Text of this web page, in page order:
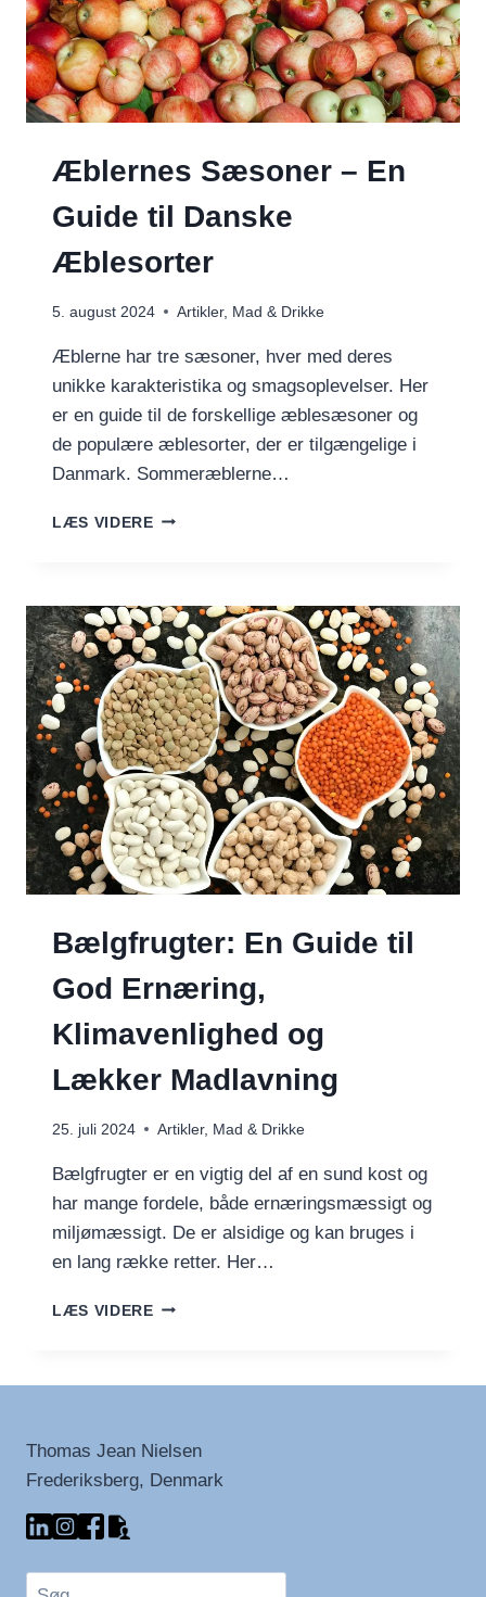
Æblernes Sæsoner – En
Guide til Danske
Æblesorter
5. august 2024 Artikler, Mad & Drikke
Æblerne har tre sæsoner, hver med deres
unikke karakteristika og smagsoplevelser. Her
er en guide til de forskellige æblesæsoner og
de populære æblesorter, der er tilgængelige i
Danmark. Sommeræblerne…
LÆS VIDEREÆBLERNES
GUIDE
TIL
DANSKE
ÆBLESORTER
Bælgfrugter: En Guide til
God Ernæring,
Klimavenlighed og
Lækker Madlavning
25. juli 2024 Artikler, Mad & Drikke
Bælgfrugter er en vigtig del af en sund kost og
har mange fordele, både ernæringsmæssigt og
miljømæssigt. De er alsidige og kan bruges i
en lang række retter. Her…
LÆS VIDEREBÆLGFRUGTER:
KLIMAVENLIGHED
LÆKKER
Thomas Jean Nielsen
Frederiksberg, Denmark
Søg